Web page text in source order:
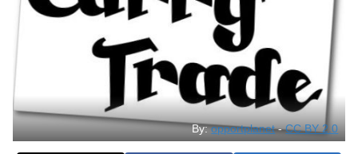
By:opportplanet-CC BY 2.0